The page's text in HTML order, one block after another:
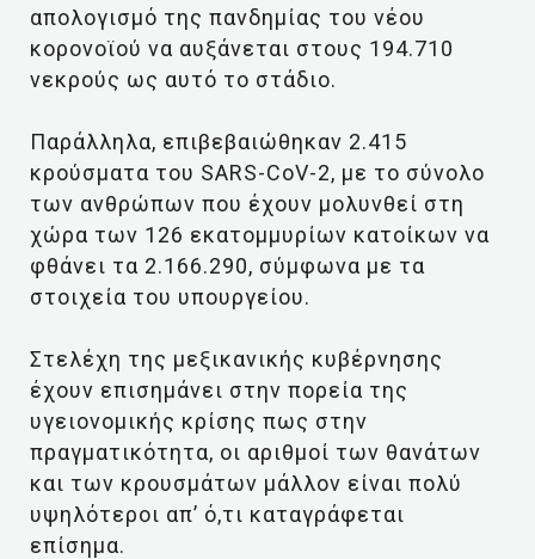
απολογισμό της πανδημίας του νέου
κορονοϊού να αυξάνεται στους 194.710
νεκρούς ως αυτό το στάδιο.
Παράλληλα, επιβεβαιώθηκαν 2.415
κρούσματα του SARS-CoV-2, με το σύνολο
των ανθρώπων που έχουν μολυνθεί στη
χώρα των 126 εκατομμυρίων κατοίκων να
φθάνει τα 2.166.290, σύμφωνα με τα
στοιχεία του υπουργείου.
Στελέχη της μεξικανικής κυβέρνησης
έχουν επισημάνει στην πορεία της
υγειονομικής κρίσης πως στην
πραγματικότητα, οι αριθμοί των θανάτων
και των κρουσμάτων μάλλον είναι πολύ
υψηλότεροι απ’ ό,τι καταγράφεται
επίσημα.